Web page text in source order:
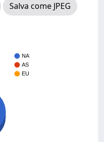
Salva come JPEG
NA
AS
EU